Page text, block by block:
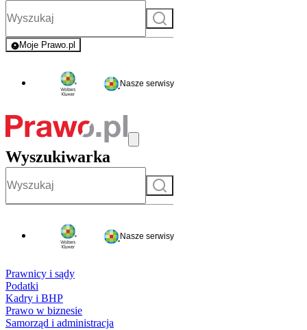
Szukaj
Moje Prawo.pl
- rejestracja i logowanie do serwisu
Nasze serwisy
Wyszukiwarka
Szukaj
Nasze serwisy
Prawnicy i sądy
Podatki
Kadry i BHP
Prawo w biznesie
Samorząd i administracja